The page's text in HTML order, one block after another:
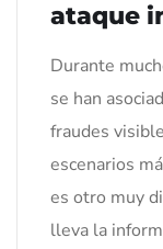
ataque
Durante
se han
fraudes
escenarios
es otro muy
lleva la